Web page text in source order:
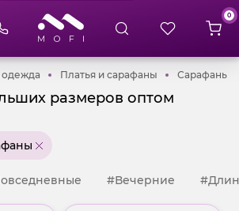
0
Женская одежда
Платья и сарафаны Платья и
Сарафаны
размеров оптом
#Вечерние